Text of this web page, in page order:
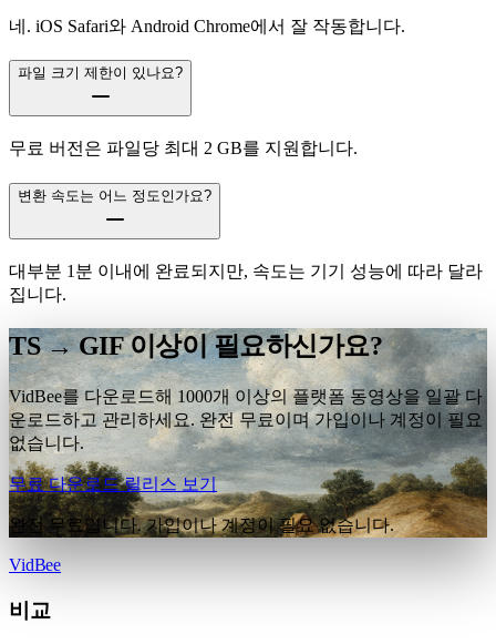
네. iOS Safari와 Android Chrome에서 잘 작동합니다.
파일 크기 제한이 있나요?
무료 버전은 파일당 최대 2 GB를 지원합니다.
변환 속도는 어느 정도인가요?
대부분 1분 이내에 완료되지만, 속도는 기기 성능에 따라 달라
집니다.
TS → GIF 이상이 필요하신가요?
VidBee를 다운로드해 1000개 이상의 플랫폼 동영상을 일괄 다
운로드하고 관리하세요. 완전 무료이며 가입이나 계정이 필요
없습니다.
무료 다운로드릴리스 보기
완전 무료입니다. 가입이나 계정이 필요 없습니다.
VidBee
비교